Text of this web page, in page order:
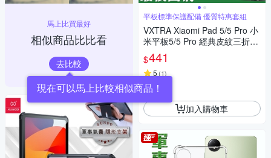
馬上比買最好
相似商品比比看
去比較
平板標準保護配備 優質特惠套組
VXTRA Xiaomi Pad 5/5 Pro 小
米平板5/5 Pro 經典皮紋三折皮
套+9H鋼化玻璃貼(合購價)
$441
5(1)
券
加入購物車